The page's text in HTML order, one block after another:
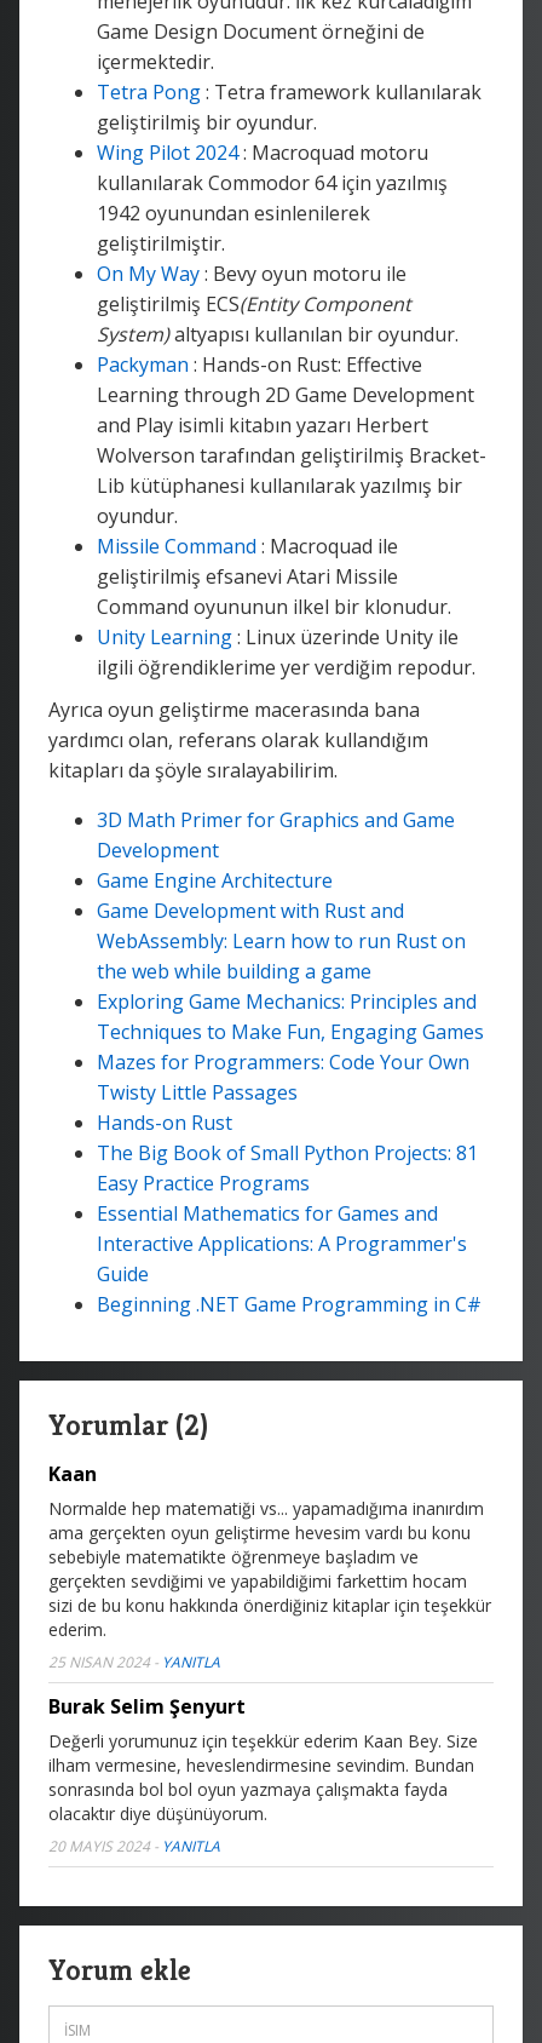
Game Design Document örneğini de
içermektedir.
Tetra Pong: Tetra framework kullanılarak
geliştirilmiş bir oyundur.
Wing Pilot 2024: Macroquad motoru
kullanılarak Commodor 64 için yazılmış
1942 oyunundan esinlenilerek
geliştirilmiştir.
On My Way: Bevy oyun motoru ile
geliştirilmiş ECS(Entity Component
System)altyapısı kullanılan bir oyundur.
Packyman : Hands-on Rust: Effective
Learning through 2D Game Development
and Play isimli kitabın yazarı Herbert
Wolverson tarafından geliştirilmiş Bracket-
Lib kütüphanesi kullanılarak yazılmış bir
oyundur.
Missile Command : Macroquad ile
geliştirilmiş efsanevi Atari Missile
Command oyununun ilkel bir klonudur.
Unity Learning: Linux üzerinde Unity ile
ilgili öğrendiklerime yer verdiğim repodur.
Ayrıca oyun geliştirme macerasında bana
yardımcı olan, referans olarak kullandığım
kitapları da şöyle sıralayabilirim.
3D Math Primer for Graphics and Game
Development
Game Engine Architecture
Game Development with Rust and
WebAssembly: Learn how to run Rust on
the web while building a game
Exploring Game Mechanics: Principles and
Techniques to Make Fun, Engaging Games
Mazes for Programmers: Code Your Own
Twisty Little Passages
Hands-on Rust
The Big Book of Small Python Projects: 81
Easy Practice Programs
Essential Mathematics for Games and
Interactive Applications: A Programmer's
Guide
Beginning .NET Game Programming in C#
Yorumlar (2)
Kaan
Normalde hep matematiği vs... yapamadığıma inanırdım
ama gerçekten oyun geliştirme hevesim vardı bu konu
sebebiyle matematikte öğrenmeye başladım ve
gerçekten sevdiğimi ve yapabildiğimi farkettim hocam
sizi de bu konu hakkında önerdiğiniz kitaplar için teşekkür
ederim.
25 NISAN 2024 - YANITLA
Burak Selim Şenyurt
Değerli yorumunuz için teşekkür ederim Kaan Bey. Size
ilham vermesine, heveslendirmesine sevindim. Bundan
sonrasında bol bol oyun yazmaya çalışmakta fayda
olacaktır diye düşünüyorum.
20 MAYIS 2024 - YANITLA
Yorum ekle